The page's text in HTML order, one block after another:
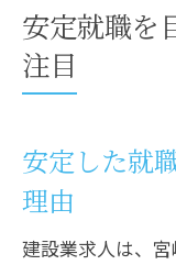
安定就職を
注目
安定した就
理由
建設業求人は、